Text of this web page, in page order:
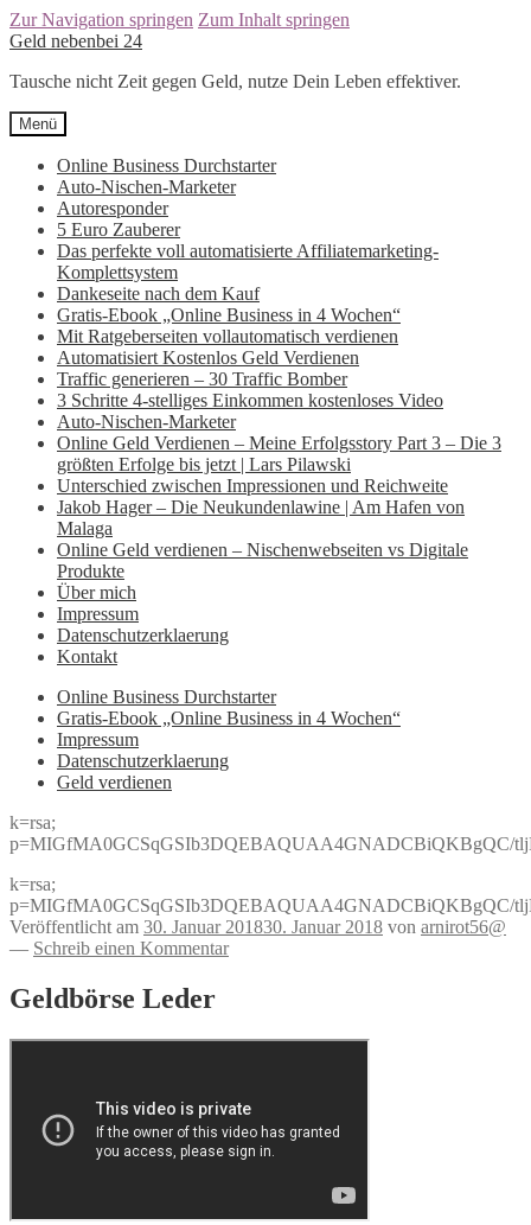
Zur Navigation springen Zum Inhalt springen
Geld nebenbei 24
Tausche nicht Zeit gegen Geld, nutze Dein Leben effektiver.
Menü
Online Business Durchstarter
Auto-Nischen-Marketer
Autoresponder
5 Euro Zauberer
Das perfekte voll automatisierte Affiliatemarketing-
Komplettsystem
Dankeseite nach dem Kauf
Gratis-Ebook „Online Business in 4 Wochen“
Mit Ratgeberseiten vollautomatisch verdienen
Automatisiert Kostenlos Geld Verdienen
Traffic generieren – 30 Traffic Bomber
3 Schritte 4-stelliges Einkommen kostenloses Video
Auto-Nischen-Marketer
Online Geld Verdienen – Meine Erfolgsstory Part 3 – Die 3
größten Erfolge bis jetzt | Lars Pilawski
Unterschied zwischen Impressionen und Reichweite
Jakob Hager – Die Neukundenlawine | Am Hafen von
Malaga
Online Geld verdienen – Nischenwebseiten vs Digitale
Produkte
Über mich
Impressum
Datenschutzerklaerung
Kontakt
Online Business Durchstarter
Gratis-Ebook „Online Business in 4 Wochen“
Impressum
Datenschutzerklaerung
Geld verdienen
k=rsa;
p=MIGfMA0GCSqGSIb3DQEBAQUAA4GNADCBiQKBgQC/
k=rsa;
p=MIGfMA0GCSqGSIb3DQEBAQUAA4GNADCBiQKBgQC/
Veröffentlicht am 30. Januar 201830. Januar 2018 von arnirot56@
— Schreib einen Kommentar
Geldbörse Leder